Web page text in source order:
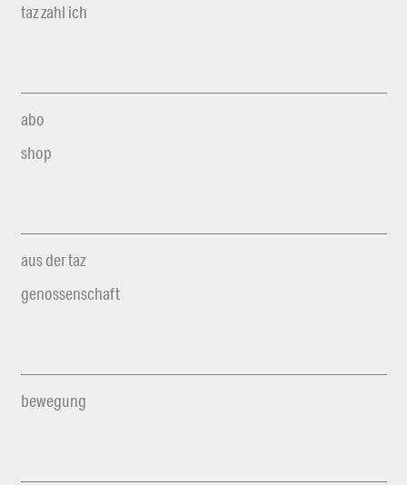
taz zahl ich
abo
shop
aus der taz
genossenschaft
bewegung